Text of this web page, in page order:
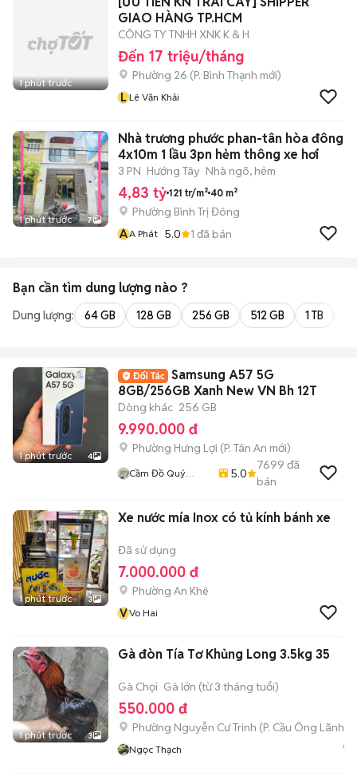
1 phút trước
GIAO HÀNG TP.HCM
CÔNG TY TNHH XNK K & H
Đến 17 triệu/tháng
Phường 26 (P. Bình Thạnh mới)
L Lê Văn Khải
1 phút trước 7
Nhà trương phước phan-tân hòa đông
4x10m 1 lầu 3pn hẻm thông xe hơi
3 PN Hướng Tây Nhà ngõ, hẻm
4,83 tỷ 121 tr/m² 40 m²
Phường Bình Trị Đông
AA Phát 5.0 1 đã bán
Bạn cần tìm dung lượng nào ?
Dung lượng: 64 GB 128 GB 256 GB 512 GB 1 TB
1 phút trước 4
Samsung A57 5G
8GB/256GB Xanh New VN Bh 12T
Dòng khác 256 GB
9.990.000 đ
Phường Hưng Lợi (P. Tân An mới)
Cầm Đồ Quý
5.0
7699 đã
bán
1 phút trước 3
Xe nước mía Inox có tủ kính bánh xe
Đã sử dụng
7.000.000 đ
Phường An Khê
VVo Hai
1 phút trước 3
Gà đòn Tía Tơ Khủng Long 3.5kg 35
Gà Chọi Gà lớn (từ 3 tháng tuổi)
550.000 đ
Phường Nguyễn Cư Trinh (P. Cầu Ông Lãnh
Ngọc Thạch